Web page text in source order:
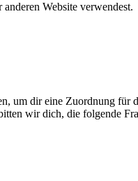
Website verwendest.
um dir eine Zuordnung für
wir dich, die folgende